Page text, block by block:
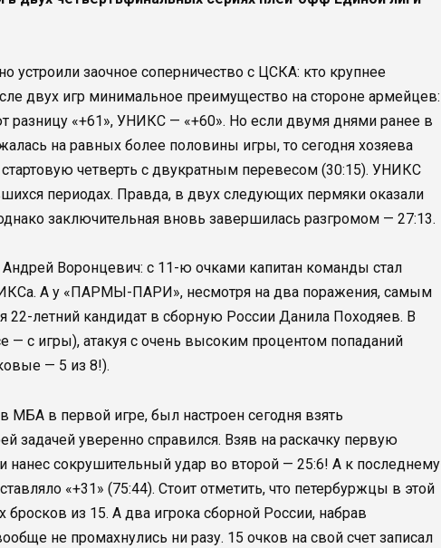
устроили заочное соперничество с ЦСКА: кто крупнее
двух игр минимальное преимущество на стороне армейцев:
разницу «+61», УНИКС — «+60». Но если двумя днями ранее в
на равных более половины игры, то сегодня хозяева
четверть с двукратным перевесом (30:15). УНИКС
периодах. Правда, в двух следующих пермяки оказали
заключительная вновь завершилась разгромом — 27:13.
Воронцевич: с 11-ю очками капитан команды стал
А у «ПАРМЫ-ПАРИ», несмотря на два поражения, самым
22-летний кандидат в сборную России Данила Походяев. В
— с игры), атакуя с очень высоким процентом попаданий
— 5 из 8!).
МБА в первой игре, был настроен сегодня взять
задачей уверенно справился. Взяв на раскачку первую
нанес сокрушительный удар во второй — 25:6! А к последнему
«+31» (75:44). Стоит отметить, что петербуржцы в этой
бросков из 15. А два игрока сборной России, набрав
не промахнулись ни разу. 15 очков на свой счет записал